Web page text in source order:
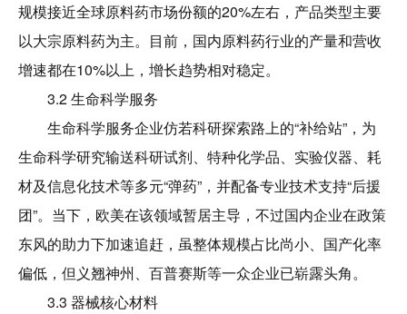
规模接近全球原料药市场份额的20%左右，产品类型主要
以大宗原料药为主。目前，国内原料药行业的产量和营收
增速都在10%以上，增长趋势相对稳定。
3.2 生命科学服务
生命科学服务企业仿若科研探索路上的“补给站”，为
生命科学研究输送科研试剂、特种化学品、实验仪器、耗
材及信息化技术等多元“弹药”，并配备专业技术支持“后援
团”。当下，欧美在该领域暂居主导，不过国内企业在政策
东风的助力下加速追赶，虽整体规模占比尚小、国产化率
偏低，但义翘神州、百普赛斯等一众企业已崭露头角。
3.3 器械核心材料